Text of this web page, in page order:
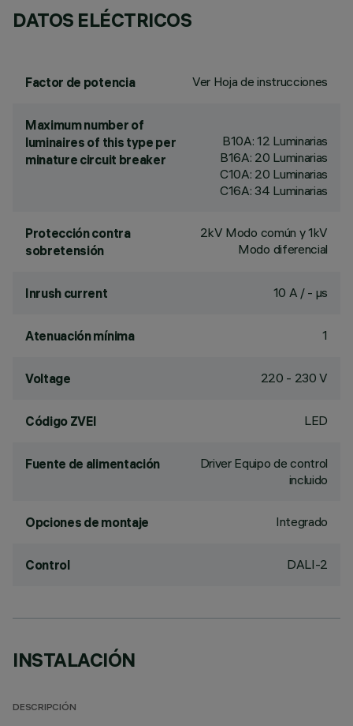
DATOS ELÉCTRICOS
Factor de potencia Ver Hoja de instrucciones
Maximum number of
luminaires of this type per
minature circuit breaker
B10A: 12 Luminarias
B16A: 20 Luminarias
C10A: 20 Luminarias
C16A: 34 Luminarias
Protección contra
sobretensión
2kV Modo común y 1kV
Modo diferencial
Inrush current 10 A / - µs
Atenuación mínima 1
Voltage 220 - 230 V
Código ZVEI LED
Fuente de alimentación
Driver Equipo de control
incluido
Opciones de montaje Integrado
Control DALI-2
INSTALACIÓN
DESCRIPCIÓN